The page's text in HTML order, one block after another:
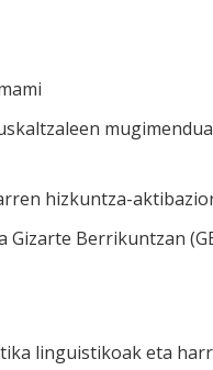
hizkuntza-
Gizarte Berrikuntzan
linguistikoak eta